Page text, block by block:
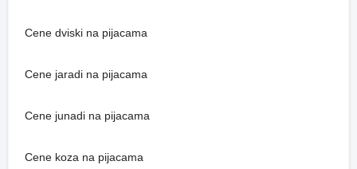
Cene dviski na pijacama
Cene jaradi na pijacama
Cene junadi na pijacama
Cene koza na pijacama